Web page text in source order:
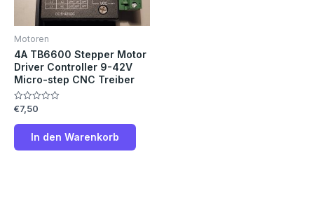
Motoren
4A TB6600 Stepper Motor
Driver Controller 9-42V
Micro-step CNC Treiber
Bewertet
mit
0
€7,50
In den Warenkorb